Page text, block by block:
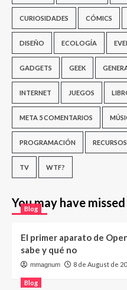
CURIOSIDADES CÓMICS
DISEÑO ECOLOGÍA
GADGETS GEEK
INTERNET JUEGOS
META 5 COMENTARIOS
PROGRAMACIÓN RECURSOS
TV WTF?
You may have missed
Blog
El primer aparato de
sabe y qué no
mmagnum 8 de August de
Blog